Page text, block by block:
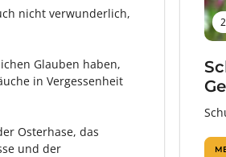
nicht verwunderlich,
Glauben haben,
in Vergessenheit
Osterhase, das
und der